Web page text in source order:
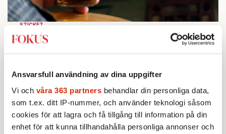
Ansvarsfull användning av dina uppgifter
Vi och våra 363 partners behandlar din personliga data,
som t.ex. ditt IP-nummer, och använder teknologi såsom
cookies för att lagra och få tillgång till information på din
enhet för att kunna tillhandahålla personliga annonser och
STICKET
1.Bitte Assarmo:
Sagan om den lågbegåvade
ursprungsbefolkningen i Filipstad
KRÖNIKA
franska civilisationen
3.Sakine Madon: Efter islamistdådet oroar sig
vänstern för Agnes Wold
KRÖNIKA
4.Nina Lekander:På ”Kommunisthögskolan” drömde
alla om att vara arbetarklass